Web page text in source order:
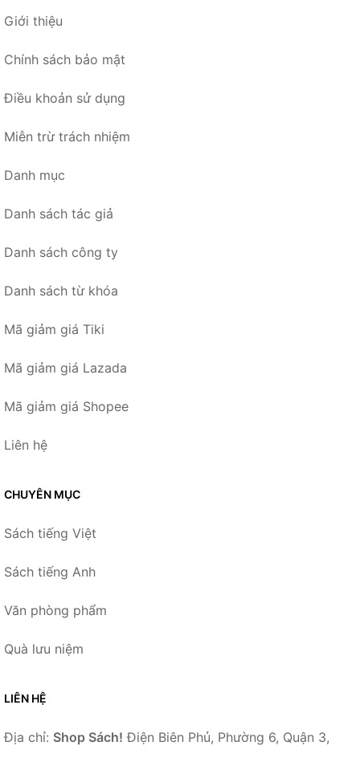
Giới thiệu
Chính sách bảo mật
Điều khoản sử dụng
Miễn trừ trách nhiệm
Danh mục
Danh sách tác giả
Danh sách công ty
Danh sách từ khóa
Mã giảm giá Tiki
Mã giảm giá Lazada
Mã giảm giá Shopee
Liên hệ
CHUYÊN MỤC
Sách tiếng Việt
Sách tiếng Anh
Văn phòng phẩm
Quà lưu niệm
LIÊN HỆ
Địa chỉ: Shop Sách! Điện Biên Phủ, Phường 6, Quận 3,